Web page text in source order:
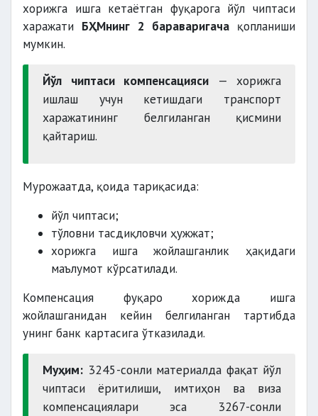
хорижга ишга кетаётган фуқарога йўл чиптаси
харажати БҲМнинг 2 бараваригачақопланиши
мумкин.
Йўл чиптаси компенсацияси — хорижга
ишлаш учун кетишдаги транспорт
харажатининг белгиланган қисмини
қайтариш.
Мурожаатда, қоида тариқасида:
йўл чиптаси;
тўловни тасдиқловчи ҳужжат;
хорижга ишга жойлашганлик ҳақидаги
маълумот кўрсатилади.
Компенсация фуқаро хорижда ишга
жойлашганидан кейин белгиланган тартибда
унинг банк картасига ўтказилади.
Муҳим: 3245-сонли материалда фақат йўл
чиптаси ёритилиши, имтиҳон ва виза
компенсациялари эса 3267-сонли